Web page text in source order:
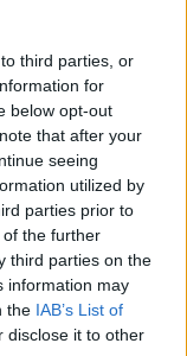
third parties, or
for
below opt-out
that after your
seeing
utilized by
parties prior to
the further
third parties on the
information may
the IAB’s List of
disclose it to other
12 20
25-12
12 19
19-30
12 18
20-21
12 16
22-27
12 10
16-32
12 6
13-49
12 1